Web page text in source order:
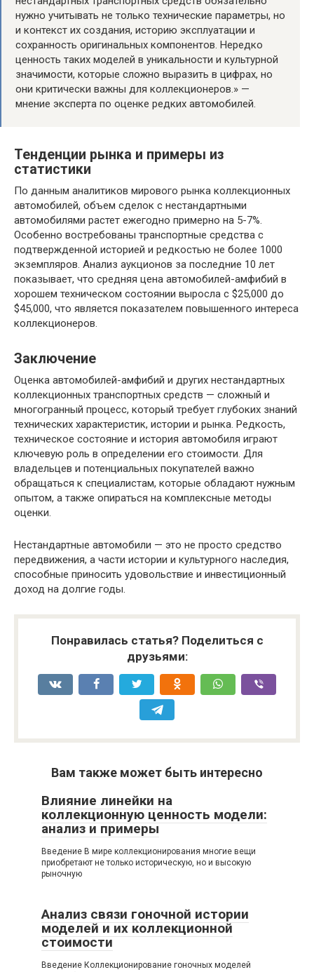
нужно учитывать не только технические параметры, но
и контекст их создания, историю эксплуатации и
сохранность оригинальных компонентов. Нередко
ценность таких моделей в уникальности и культурной
значимости, которые сложно выразить в цифрах, но
они критически важны для коллекционеров.» —
мнение эксперта по оценке редких автомобилей.
Тенденции рынка и примеры из
статистики
По данным аналитиков мирового рынка коллекционных
автомобилей, объем сделок с нестандартными
автомобилями растет ежегодно примерно на 5-7%.
Особенно востребованы транспортные средства с
подтвержденной историей и редкостью не более 1000
экземпляров. Анализ аукционов за последние 10 лет
показывает, что средняя цена автомобилей-амфибий в
хорошем техническом состоянии выросла с $25,000 до
$45,000, что является показателем повышенного интереса
коллекционеров.
Заключение
Оценка автомобилей-амфибий и других нестандартных
коллекционных транспортных средств — сложный и
многогранный процесс, который требует глубоких знаний
технических характеристик, истории и рынка. Редкость,
техническое состояние и история автомобиля играют
ключевую роль в определении его стоимости. Для
владельцев и потенциальных покупателей важно
обращаться к специалистам, которые обладают нужным
опытом, а также опираться на комплексные методы
оценки.
Нестандартные автомобили — это не просто средство
передвижения, а части истории и культурного наследия,
способные приносить удовольствие и инвестиционный
доход на долгие годы.
Понравилась статья? Поделиться с
друзьями:
Вам также может быть интересно
Влияние линейки на
коллекционную ценность модели:
анализ и примеры
Введение В мире коллекционирования многие вещи
приобретают не только историческую, но и высокую
рыночную
Анализ связи гоночной истории
моделей и их коллекционной
стоимости
Введение Коллекционирование гоночных моделей